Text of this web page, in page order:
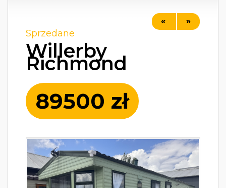
« »
Sprzedane
Willerby
Richmond
89500 zł